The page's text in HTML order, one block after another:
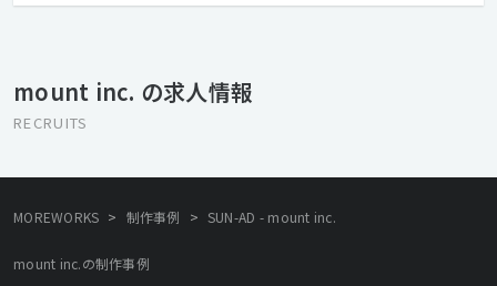
メントすること。 ものに触れたユーザーに伝えたいことが届き、
何かしら残すことができること。できたものに対して、みんなが
もの“ 明快とは、エンドユーザーだけでなく、クライアント含め、
られた情報、要件をすべて盛り込むのがデザイナーたちがやるべ
mount inc. の求人情報
RECRUITS
MOREWORKS > 制作事例 > SUN-AD - mount inc.
mount inc.の制作事例